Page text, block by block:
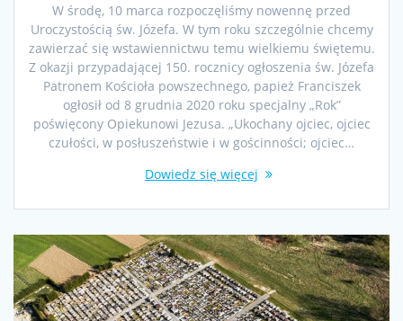
W środę, 10 marca rozpoczęliśmy nowennę przed
Uroczystością św. Józefa. W tym roku szczególnie chcemy
zawierzać się wstawiennictwu temu wielkiemu świętemu.
Z okazji przypadającej 150. rocznicy ogłoszenia św. Józefa
Patronem Kościoła powszechnego, papież Franciszek
ogłosił od 8 grudnia 2020 roku specjalny „Rok”
poświęcony Opiekunowi Jezusa. „Ukochany ojciec, ojciec
czułości, w posłuszeństwie i w gościnności; ojciec…
Dowiedz się więcej